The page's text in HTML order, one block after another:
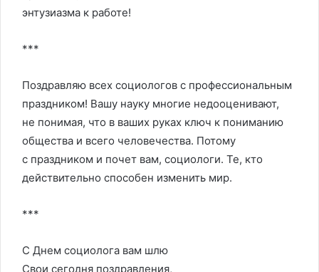
энтузиазма к работе!
***
Поздравляю всех социологов с профессиональным
праздником! Вашу науку многие недооценивают,
не понимая, что в ваших руках ключ к пониманию
общества и всего человечества. Потому
с праздником и почет вам, социологи. Те, кто
действительно способен изменить мир.
***
С Днем социолога вам шлю
Свои сегодня поздравления,